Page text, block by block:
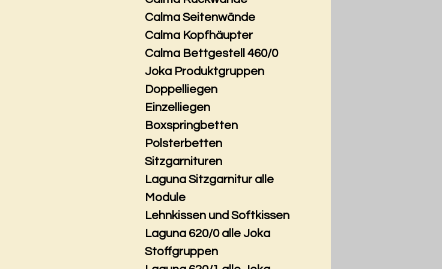
Calma Seitenwände
Calma Kopfhäupter
Calma Bettgestell 460/0
Joka Produktgruppen
Doppelliegen
Einzelliegen
Boxspringbetten
Polsterbetten
Sitzgarnituren
Laguna Sitzgarnitur alle
Module
Lehnkissen und Softkissen
Laguna 620/0 alle Joka
Stoffgruppen